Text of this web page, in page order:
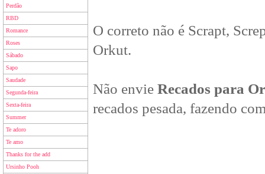
Perdão
RBD
Romance
Roses
Sábado
Sapo
Saudade
Segunda-feira
Sexta-feira
Summer
Te adoro
Te amo
Thanks for the add
Ursinho Pooh
O correto não é Scrapt,
Orkut.
Não envie Recados para
recados pesada, fazendo